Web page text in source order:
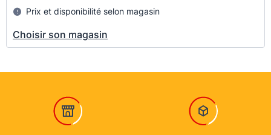
Prix et disponibilité selon magasin
Choisir son magasin